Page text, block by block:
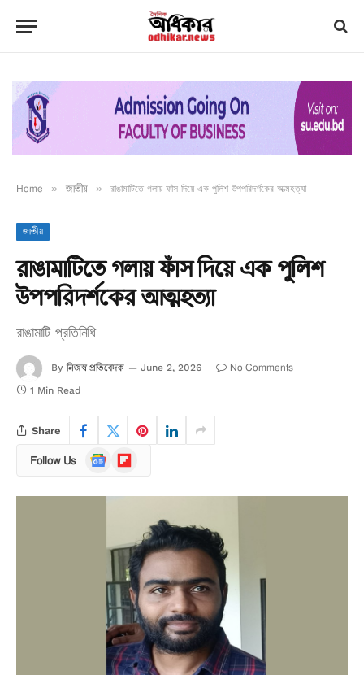
Home » জাতীয় » রাঙামাটিতে গলায় ফাঁস দিয়ে এক পুলিশ উপপরিদর্শকের আত্মহত্যা
জাতীয়
রাঙামাটিতে গলায় ফাঁস দিয়ে এক পুলিশ
উপপরিদর্শকের আত্মহত্যা
রাঙামাটি প্রতিনিধি
By নিজস্ব প্রতিবেদক June 2, 2026 No Comments
1 Min Read
Share
Follow Us
Google
News
Flipboard